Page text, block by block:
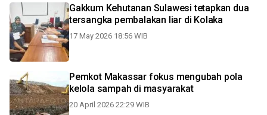
Gakkum Kehutanan Sulawesi tetapkan dua
tersangka pembalakan liar di Kolaka
17 May 2026 18:56 WIB
Pemkot Makassar fokus mengubah pola
kelola sampah di masyarakat
20 April 2026 22:29 WIB